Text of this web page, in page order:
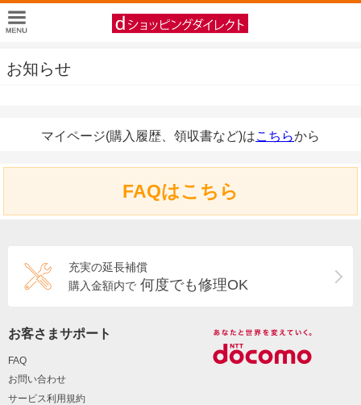
お知らせ
マイページ(購入履歴、領収書など)はこちらから
FAQはこちら
充実の延長補償
購入金額内で 何度でも修理OK
お客さまサポート
FAQ
お問い合わせ
サービス利用規約